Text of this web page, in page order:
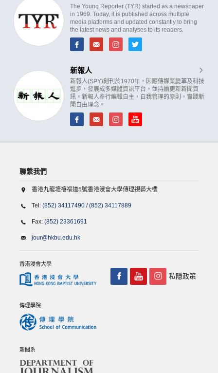
The Young Reporter (TYR) started as a newspaper
in 1969. Today, it is published across multiple
media platforms and updated constantly to bring
the latest news and analyses to its readers.
新報人
新報人(SPY)創刊於1970年，因應傳媒業變革及科技
進步，發展成多媒體資訊平台，並持續更新新聞資
訊。新報人奉行編輯自主，自我管理的原則，實踐新
聞自由理念。
聯繫我們
香港九龍塘禧福道5號香港浸會大學傳理視藝大樓
Tel: (852) 34117490 /(852) 34117889
Fax: (852) 23361691
jour@hkbu.edu.hk
香港浸會大學
傳理學院
新聞系
私隱政策